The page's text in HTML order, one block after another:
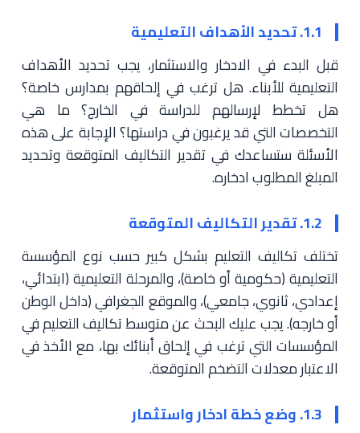
1.1. تحديد الأهداف التعليمية
قبل البدء في الادخار والاستثمار، يجب تحديد الأهداف
التعليمية للأبناء. هل ترغب في إلحاقهم بمدارس خاصة؟
هل تخطط لإرسالهم للدراسة في الخارج؟ ما هي
التخصصات التي قد يرغبون في دراستها؟ الإجابة على هذه
الأسئلة ستساعدك في تقدير التكاليف المتوقعة وتحديد
المبلغ المطلوب ادخاره.
1.2. تقدير التكاليف المتوقعة
تختلف تكاليف التعليم بشكل كبير حسب نوع المؤسسة
التعليمية (حكومية أو خاصة)، والمرحلة التعليمية (ابتدائي،
إعدادي، ثانوي، جامعي)، والموقع الجغرافي (داخل الوطن
أو خارجه). يجب عليك البحث عن متوسط تكاليف التعليم في
المؤسسات التي ترغب في إلحاق أبنائك بها، مع الأخذ في
الاعتبار معدلات التضخم المتوقعة.
1.3. وضع خطة ادخار واستثمار